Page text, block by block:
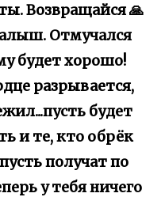
Возвращайся 🙏
Отмучался
будет хорошо!
разрывается,
будет
и те, кто обрёк
получат по
у тебя ничего